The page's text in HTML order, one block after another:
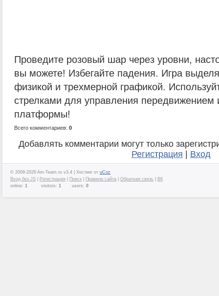
Проведите розовый шар через уровни,
вы можете! Избегайте падения. Игра
физикой и трехмерной графикой.
стрелками для управления передвижением
платформы!
Всего комментариев: 0
Добавлять комментарии могут только
Регистрация
Вход
© 2009-2026 Am-Team.ru v3.4 | Хостинг от uCoz
Вход без JS
Регистрация Поиск Правила сайта Обратная связь
ВК
online: 1 visitors: 1 users: 0